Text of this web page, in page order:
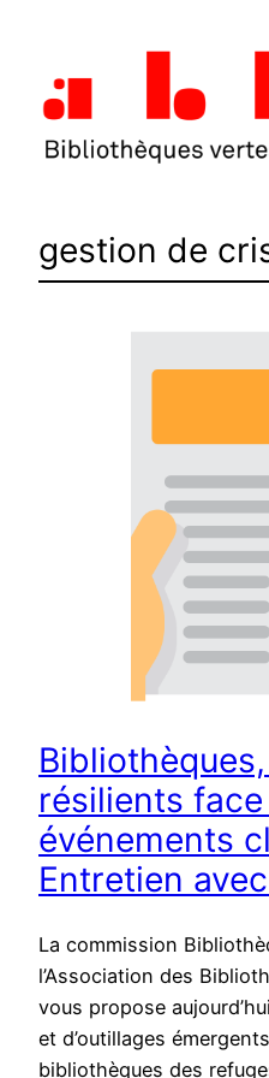
contenu
gestion de
résilients face
événements
Entretien
La commission
l’Association des
vous propose
et d’outillages
bibliothèques des